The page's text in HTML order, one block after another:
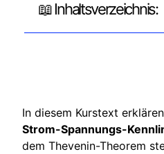
📖 Inhaltsverzeichnis:
In diesem Kurstext
Strom-Spannungs-
dem Thevenin-Theorem